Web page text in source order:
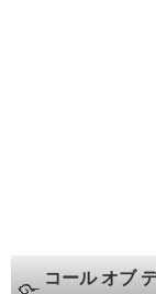
コール オブ